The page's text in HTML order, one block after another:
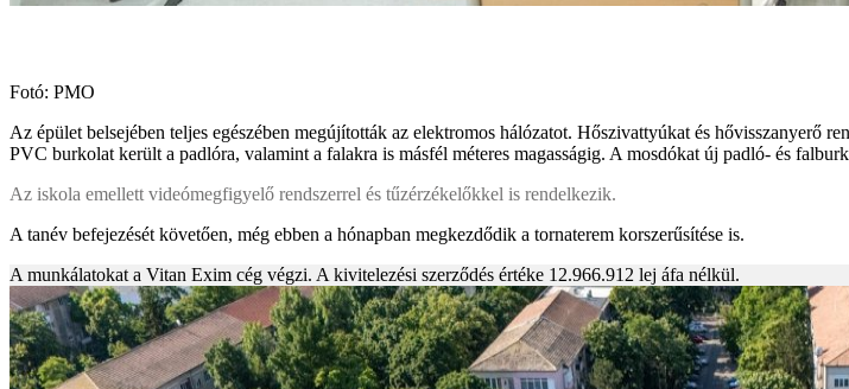
Fotó: PMO
Az épület belsejében teljes egészében megújították az elektromos hálózatot. Hőszivattyúkat és hővisszanyerő
PVC burkolat került a padlóra, valamint a falakra is másfél méteres magasságig. A mosdókat új padló- és
Az iskola emellett videómegfigyelő rendszerrel és tűzérzékelőkkel is rendelkezik.
A tanév befejezését követően, még ebben a hónapban megkezdődik a tornaterem korszerűsítése is.
A munkálatokat a Vitan Exim cég végzi. A kivitelezési szerződés értéke 12.966.912 lej áfa nélkül.